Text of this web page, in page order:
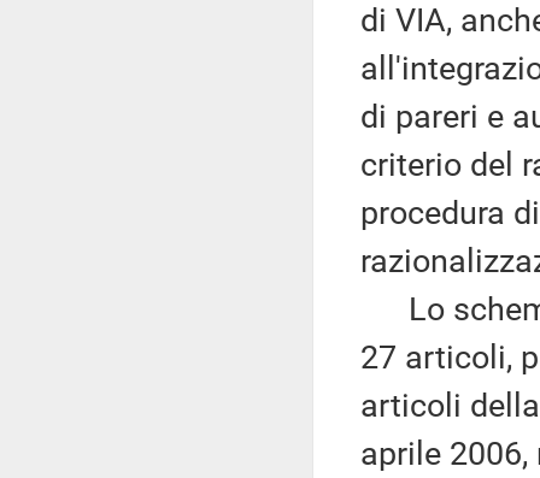
di VIA,
di pareri e
criterio del
procedura
Lo
27 articoli,
articoli
aprile